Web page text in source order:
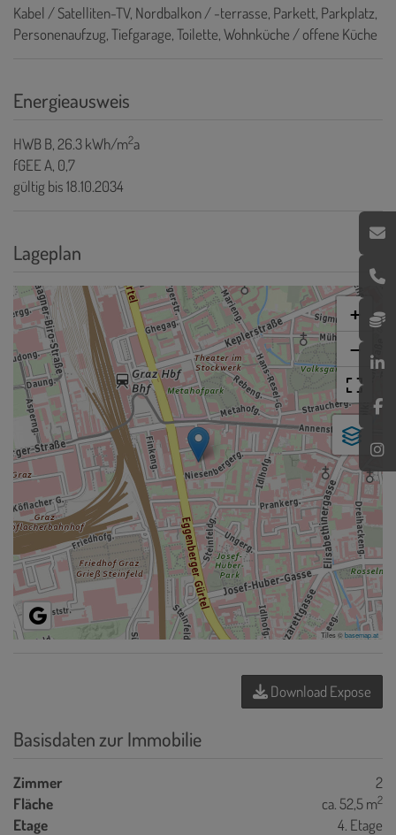
Kabel / Satelliten-TV Nordbalkon / -terrasse Parkett Parkplatz
Personenaufzug Tiefgarage Toilette Wohnküche / offene Küche
Energieausweis
HWBB, 26.3 kWh/m2a
fGEEA, 0,7
gültig bis18.10.2034
Lageplan
+
−
Tiles ©basemap.at
Download Expose
Basisdaten zur Immobilie
Zimmer
2
Fläche
ca. 52,5 m2
Etage
4. Etage